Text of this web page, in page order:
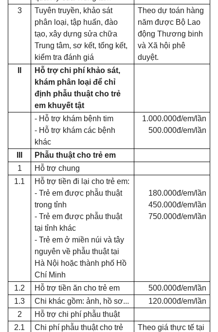
3
Tuyên truyền, khảo sát
phân loại, tập huấn, đào
tạo, xây dựng sửa chữa
Trung tâm, sơ kết, tổng kết,
kiểm tra đánh giá
Theo dự toán hàng
năm được Bộ Lao
động Thương binh
và Xã hội phê
duyệt.
Hỗ trợchi phí khảo sát,
khám phân loại để chỉ
định phẫu thuật cho trẻ
em khuyết tật
- Hỗ trợ khám bệnh tim
- Hỗ trợ khám các bệnh
khác
1.000.000đ/em/lần
500.000đ/em/lần
Phẫu thuậtcho trẻ em
1
Hỗ trợ chung
1.1
Hỗ trợ tiền đi lại cho trẻ em:
- Trẻ em được phẫu thuật
trong tỉnh
- Trẻ em được phẫu thuật
tại tỉnh khác
- Trẻ em ở miền núi và tây
nguyên về phẫu thuật tại
Hà Nội hoặc thành phố Hồ
Chí Minh
180.000đ/em/lần
450.000đ/em/lần
750.000đ/em/lần
1.2 Hỗ trợ tiền ăn cho trẻ em
500.000đ/em/lần
1.3
Chi khác gồm: ảnh, hồ sơ...
120.000đ/em/lần
2
Hỗ trợ chi phí phẫu thuật
2.1
Chi phí phẫu thuật cho trẻ
Theo giá thực tế tại